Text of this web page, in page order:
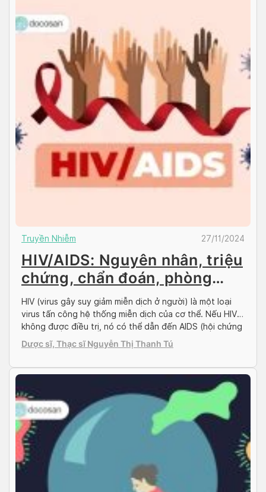
Truyền Nhiễm 27/11/2024
HIV/AIDS: Nguyên nhân, triệu
chứng, chẩn đoán, phòng
ngừa
HIV (virus gây suy giảm miễn dịch ở người) là một loại
virus tấn công hệ thống miễn dịch của cơ thể. Nếu HIV
không được điều trị, nó có thể dẫn đến AIDS (hội chứng
suy giảm miễn dịch mắc phải). Cùng Docosan tìm hiểu
những kiến ​​thức cơ bản về HIV có thể […]
Dược sĩ, Thạc sĩ Nguyễn Thị Thanh Tú